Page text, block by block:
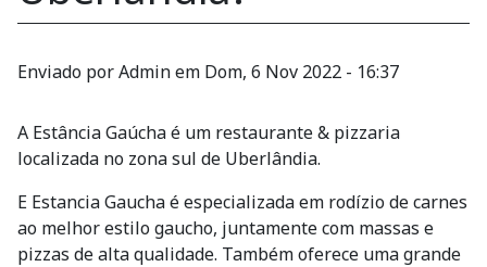
Enviado porAdminem Dom, 6 Nov 2022 - 16:37
A Estância Gaúcha é um restaurante & pizzaria
localizada no zona sul de Uberlândia.
E Estancia Gaucha é especializada em rodízio de carnes
ao melhor estilo gaucho, juntamente com massas e
pizzas de alta qualidade. Também oferece uma grande